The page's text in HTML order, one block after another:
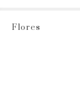
Flores